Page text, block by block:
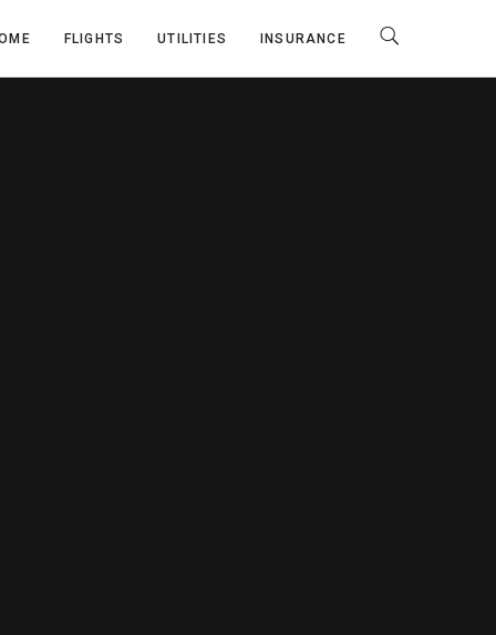
FLIGHTS UTILITIES INSURANCE